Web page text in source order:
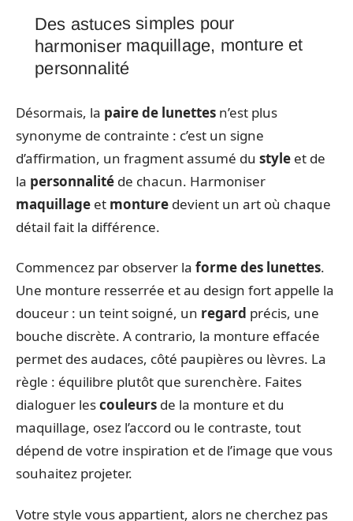
Des astuces simples pour
harmoniser maquillage, monture et
personnalité
Désormais, la paire de lunettes n’est plus
synonyme de contrainte : c’est un signe
d’affirmation, un fragment assumé du style et de
la personnalité de chacun. Harmoniser
maquillage et monture devient un art où chaque
détail fait la différence.
Commencez par observer la forme des lunettes.
Une monture resserrée et au design fort appelle la
douceur : un teint soigné, un regard précis, une
bouche discrète. A contrario, la monture effacée
permet des audaces, côté paupières ou lèvres. La
règle : équilibre plutôt que surenchère. Faites
dialoguer lescouleurs de la monture et du
maquillage, osez l’accord ou le contraste, tout
dépend de votre inspiration et de l’image que vous
souhaitez projeter.
Votre style vous appartient, alors ne cherchez pas